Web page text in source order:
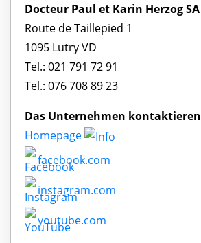
Docteur Paul et Karin Herzog SA
Route de Taillepied 1
1095 Lutry VD
Tel.: 021 791 72 91
Tel.: 076 708 89 23
Das Unternehmen kontaktieren
Homepage
facebook.com
instagram.com
youtube.com